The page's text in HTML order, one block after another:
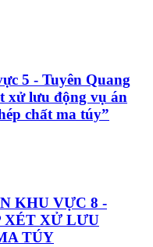
5 - Tuyên Quang
xử lưu động vụ án
chất ma túy”
KHU VỰC 8 -
XÉT XỬ LƯU
TÚY